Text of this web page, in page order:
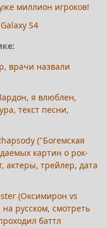
миллион игроков!
S4
врачи назвали
я влюблен,
текст песни,
("Богемская
картин о рок-
актеры, трейлер, дата
(Оксимирон vs
русском, смотреть
баттл